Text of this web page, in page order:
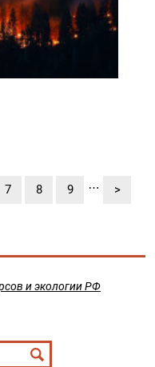
Страница
7 Страница
8 Страница
9 … >
и экологии РФ